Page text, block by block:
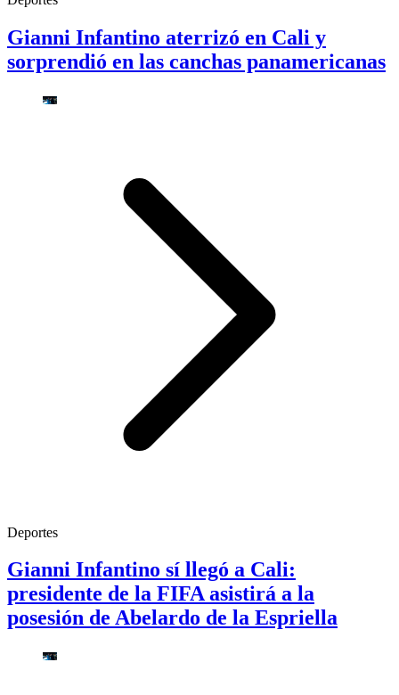
Gianni Infantino aterrizó en Cali y
sorprendió en las canchas panamericanas
Deportes
Gianni Infantino sí llegó a Cali:
presidente de la FIFA asistirá a la
posesión de Abelardo de la Espriella